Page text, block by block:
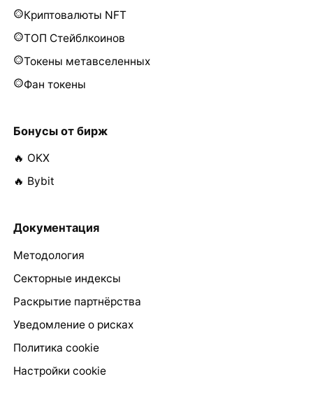
Криптовалюты NFT
ТОП Стейблкоинов
Токены метавселенных
Фан токены
Бонусы от бирж
🔥 OKX
🔥 Bybit
Документация
Методология
Секторные индексы
Раскрытие партнёрства
Уведомление о рисках
Политика cookie
Настройки cookie